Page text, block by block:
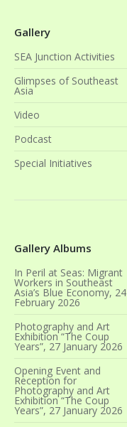
Gallery
SEA Junction Activities
Glimpses of Southeast
Asia
Video
Podcast
Special Initiatives
Gallery Albums
In Peril at Seas: Migrant
Workers in Southeast
Asia’s Blue Economy, 24
February 2026
Photography and Art
Exhibition “The Coup
Years”, 27 January 2026
Opening Event and
Reception for
Photography and Art
Exhibition “The Coup
Years”, 27 January 2026